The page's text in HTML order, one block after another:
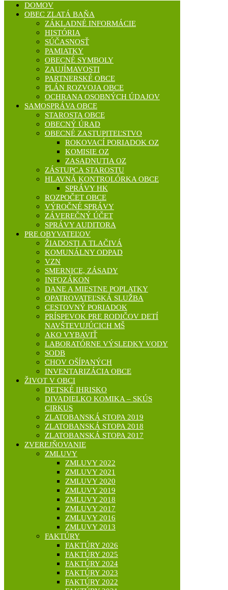
DOMOV
OBEC ZLATÁ BAŇA
ZÁKLADNÉ INFORMÁCIE
HISTÓRIA
SÚČASNOSŤ
PAMIATKY
OBECNÉ SYMBOLY
ZAUJÍMAVOSTI
PARTNERSKÉ OBCE
PLÁN ROZVOJA OBCE
OCHRANA OSOBNÝCH ÚDAJOV
SAMOSPRÁVA OBCE
STAROSTA OBCE
OBECNÝ ÚRAD
OBECNÉ ZASTUPITEĽSTVO
ROKOVACÍ PORIADOK OZ
KOMISIE OZ
ZASADNUTIA OZ
ZÁSTUPCA STAROSTU
HLAVNÁ KONTROLÓRKA OBCE
SPRÁVY HK
ROZPOČET OBCE
VÝROČNÉ SPRÁVY
ZÁVEREČNÝ ÚČET
SPRÁVY AUDITORA
PRE OBYVATEĽOV
ŽIADOSTI A TLAČIVÁ
KOMUNÁLNY ODPAD
VZN
SMERNICE, ZÁSADY
INFOZÁKON
DANE A MIESTNE POPLATKY
OPATROVATEĽSKÁ SLUŽBA
CESTOVNÝ PORIADOK
PRÍSPEVOK PRE RODIČOV DETÍ
NAVŠTEVUJÚCICH MŠ
AKO VYBAVIŤ
LABORATÓRNE VÝSLEDKY VODY
SODB
CHOV OŠÍPANÝCH
INVENTARIZÁCIA OBCE
ŽIVOT V OBCI
DETSKÉ IHRISKO
DIVADIELKO KOMIKA – SKÚS
CIRKUS
ZLATOBANSKÁ STOPA 2019
ZLATOBANSKÁ STOPA 2018
ZLATOBANSKÁ STOPA 2017
ZVEREJŇOVANIE
ZMLUVY
ZMLUVY 2022
ZMLUVY 2021
ZMLUVY 2020
ZMLUVY 2019
ZMLUVY 2018
ZMLUVY 2017
ZMLUVY 2016
ZMLUVY 2013
FAKTÚRY
FAKTÚRY 2026
FAKTÚRY 2025
FAKTÚRY 2024
FAKTÚRY 2023
FAKTÚRY 2022